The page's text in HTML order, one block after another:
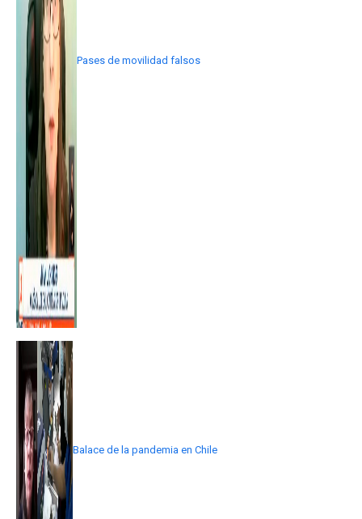
Pases de movilidad falsos
Balace de la pandemia en Chile